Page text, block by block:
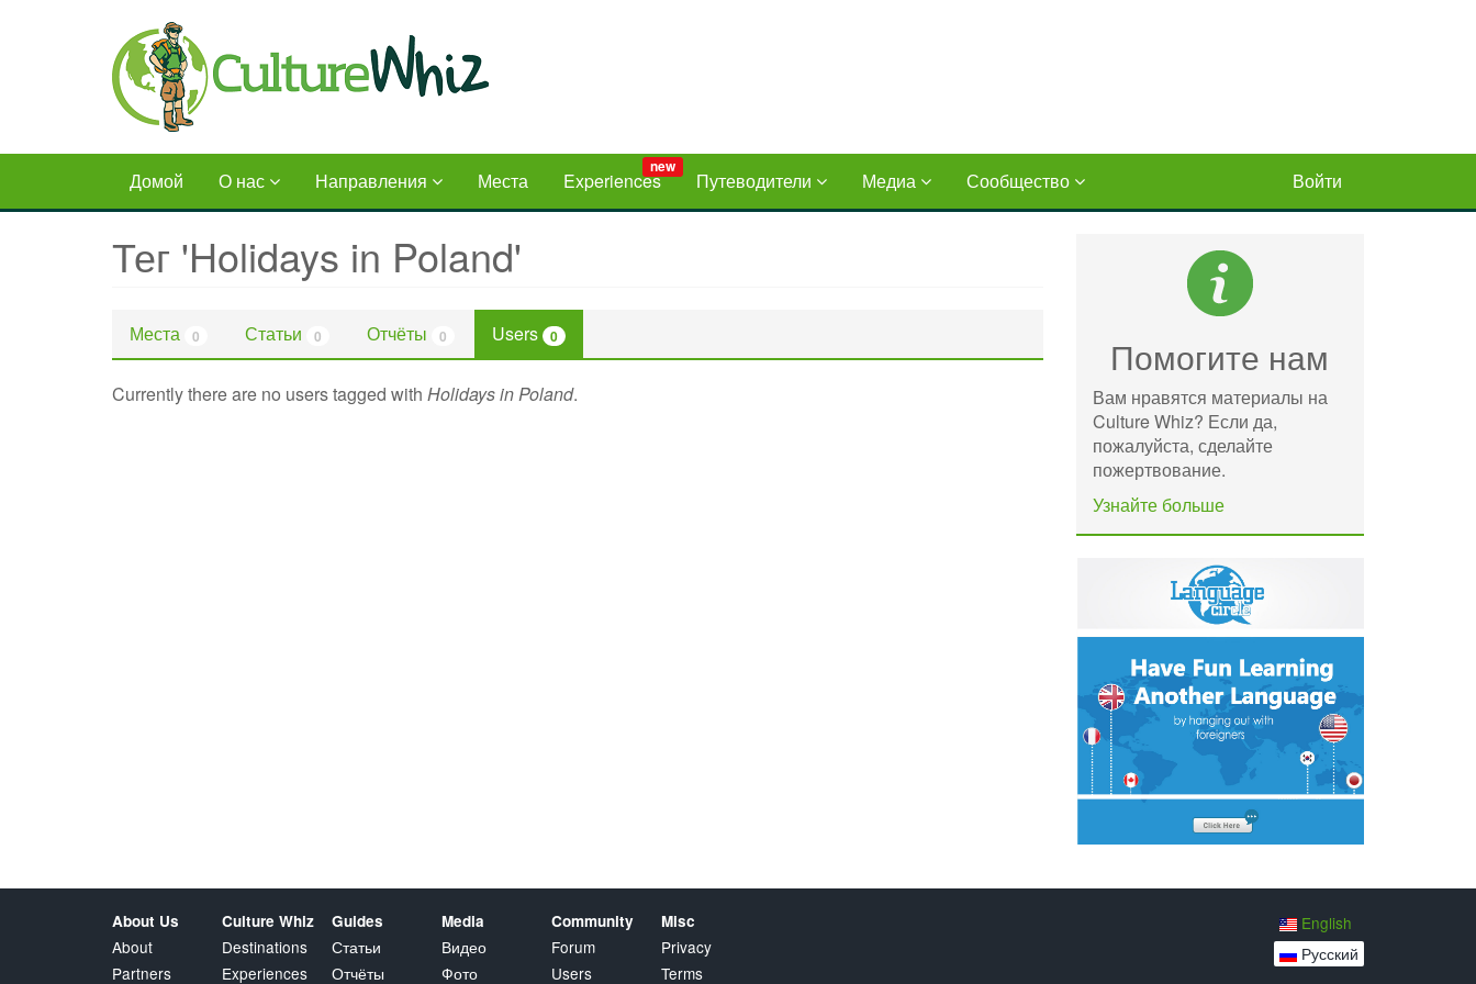
Домой О нас Направления Места Experiences
new
Путеводители Медиа Сообщество Войти
Тег 'Holidays in Poland'
Места 0 Статьи 0 Отчёты 0 Users 0
Currently there are no users tagged with Holidays in Poland.
Помогите нам
Вам нравятся материалы на
Culture Whiz? Если да,
пожалуйста, сделайте
пожертвование.
Узнайте больше
About Us
About
Partners
Culture Whiz
Destinations
Experiences
Guides
Статьи
Отчёты
Media
Видео
Фото
Community
Forum
Users
Misc
Privacy
Terms
English
Русский